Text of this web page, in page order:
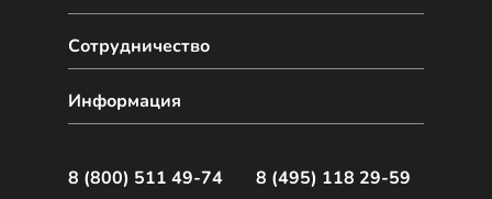
Сотрудничество
Информация
8 (800) 511 49-74 8 (495) 118 29-59